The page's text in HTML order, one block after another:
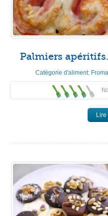
Palmiers
Catégorie d'aliment: